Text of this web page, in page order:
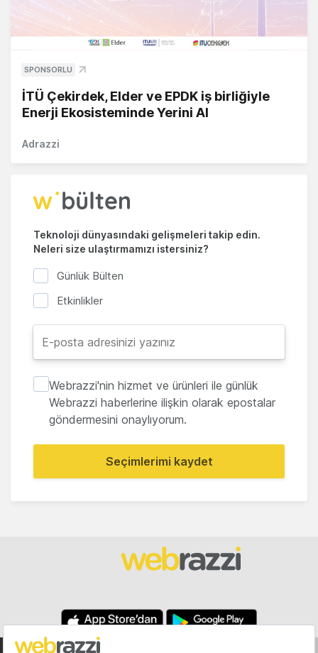
SPONSORLU
İTÜ Çekirdek, Elder ve EPDK iş birliğiyle
Enerji Ekosisteminde Yerini Al
Adrazzi
Teknoloji dünyasındaki gelişmeleri takip edin.
Neleri size ulaştırmamızı istersiniz?
Günlük Bülten
Etkinlikler
Webrazzi'nin hizmet ve ürünleri ile günlük
Webrazzi haberlerine ilişkin olarak epostalar
göndermesini onaylıyorum.
Seçimlerimi kaydet